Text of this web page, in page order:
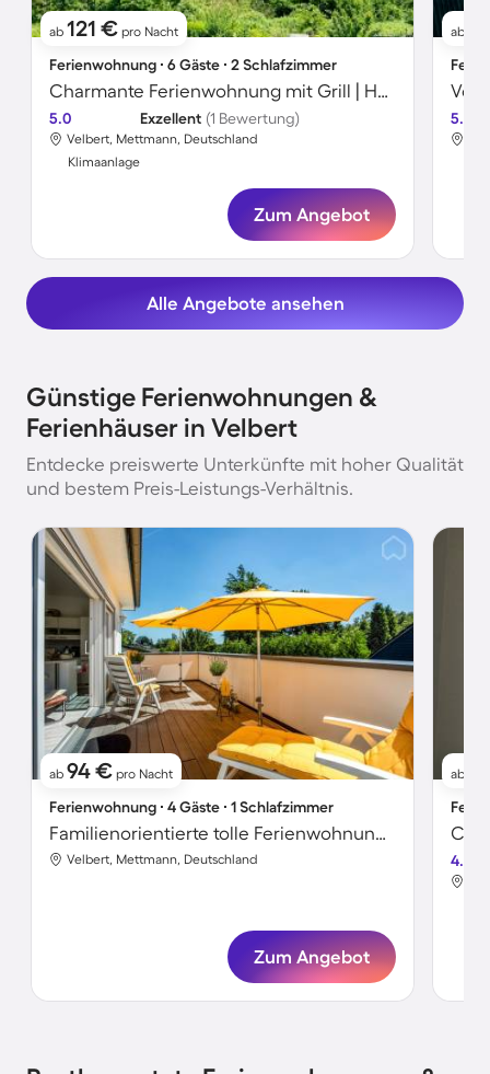
ab 121 € pro Nacht
Ferienwohnung ∙ 6 Gäste ∙ 2 Schlafzimmer
Charmante Ferienwohnung mit Grill | Hunde erlaubt
5.0 Exzellent (1 Bewertung)
Velbert, Mettmann, Deutschland
Klimaanlage
Zum Angebot
ab
5.0
Alle Angebote ansehen
Günstige Ferienwohnungen &
Ferienhäuser in Velbert
Entdecke preiswerte Unterkünfte mit hoher Qualität
und bestem Preis-Leistungs-Verhältnis.
ab 94 € pro Nacht
Ferienwohnung ∙ 4 Gäste ∙ 1 Schlafzimmer
Familienorientierte tolle Ferienwohnung | Panoramablick
Velbert, Mettmann, Deutschland
Zum Angebot
ab
4.4